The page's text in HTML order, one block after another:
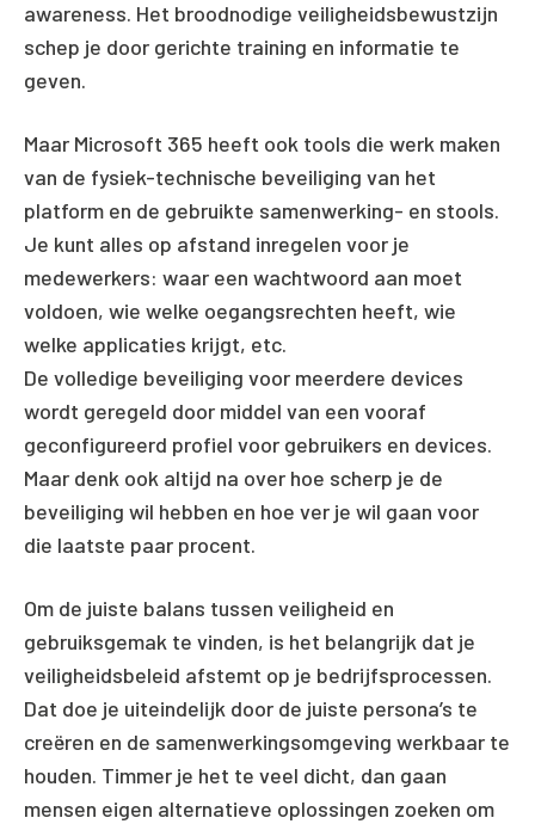
awareness. Het broodnodige veiligheidsbewustzijn
schep je door gerichte training en informatie te
geven.
Maar Microsoft 365 heeft ook tools die werk maken
van de fysiek-technische beveiliging van het
platform en de gebruikte samenwerking- en stools.
Je kunt alles op afstand inregelen voor je
medewerkers: waar een wachtwoord aan moet
voldoen, wie welke oegangsrechten heeft, wie
welke applicaties krijgt, etc.
De volledige beveiliging voor meerdere devices
wordt geregeld door middel van een vooraf
geconfigureerd profiel voor gebruikers en devices.
Maar denk ook altijd na over hoe scherp je de
beveiliging wil hebben en hoe ver je wil gaan voor
die laatste paar procent.
Om de juiste balans tussen veiligheid en
gebruiksgemak te vinden, is het belangrijk dat je
veiligheidsbeleid afstemt op je bedrijfsprocessen.
Dat doe je uiteindelijk door de juiste persona’s te
creëren en de samenwerkingsomgeving werkbaar te
houden. Timmer je het te veel dicht, dan gaan
mensen eigen alternatieve oplossingen zoeken om